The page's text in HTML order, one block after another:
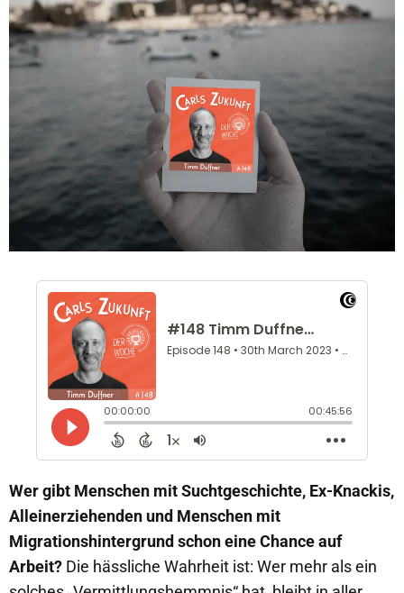
Wer gibt Menschen mit Suchtgeschichte, Ex-Knackis,
Alleinerziehenden und Menschen mit
Migrationshintergrund schon eine Chance auf
Arbeit? Die hässliche Wahrheit ist: Wer mehr als ein